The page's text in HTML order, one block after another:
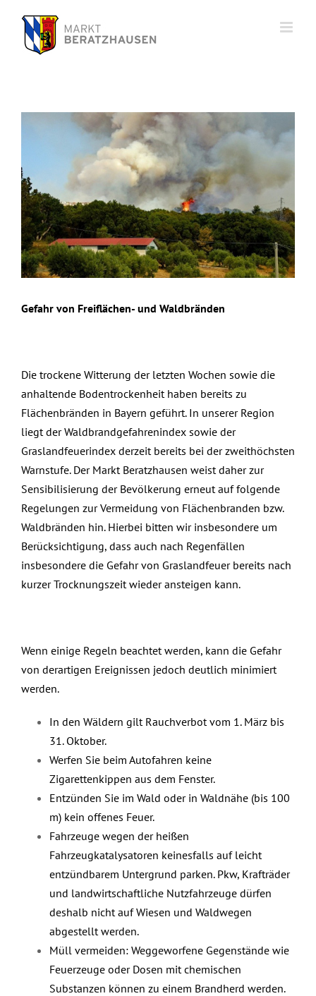
springen
Gefahr von Freiflächen- und Waldbränden
Die trockene Witterung der letzten Wochen sowie die
anhaltende Bodentrockenheit haben bereits zu
Flächenbränden in Bayern geführt. In unserer Region
liegt der Waldbrandgefahrenindex sowie der
Graslandfeuerindex derzeit bereits bei der zweithöchsten
Warnstufe. Der Markt Beratzhausen weist daher zur
Sensibilisierung der Bevölkerung erneut auf folgende
Regelungen zur Vermeidung von Flächenbranden bzw.
Waldbränden hin. Hierbei bitten wir insbesondere um
Berücksichtigung, dass auch nach Regenfällen
insbesondere die Gefahr von Graslandfeuer bereits nach
kurzer Trocknungszeit wieder ansteigen kann.
Wenn einige Regeln beachtet werden, kann die Gefahr
von derartigen Ereignissen jedoch deutlich minimiert
werden.
In den Wäldern gilt Rauchverbot vom 1. März bis
31. Oktober.
Werfen Sie beim Autofahren keine
Zigarettenkippen aus dem Fenster.
Entzünden Sie im Wald oder in Waldnähe (bis 100
m) kein offenes Feuer.
Fahrzeuge wegen der heißen
Fahrzeugkatalysatoren keinesfalls auf leicht
entzündbarem Untergrund parken. Pkw, Krafträder
und landwirtschaftliche Nutzfahrzeuge dürfen
deshalb nicht auf Wiesen und Waldwegen
abgestellt werden.
Müll vermeiden: Weggeworfene Gegenstände wie
Feuerzeuge oder Dosen mit chemischen
Substanzen können zu einem Brandherd werden.